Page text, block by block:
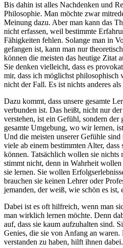
Bis dahin ist alles Nachdenken und
Philosophie. Man möchte zwar
Meinung dazu. Aber man kann das
nicht erfassen, weil bestimmte
Fähigkeiten fehlen. Solange man in
gefangen ist, kann man nur
können die meisten das heutige Zitat
Sie denken vielleicht, dass es
mir, dass ich möglichst philosophisch
nicht der Fall. Es ist nichts anderes
Dazu kommt, dass unsere gesamte
verbunden ist. Das heißt, nicht nur
verstehen, ist ein Gefühl, sondern der
gesamte Umgebung, wo wir lernen,
Und die meisten unserer Gefühle
viele ab einem bestimmten Alter, dass
können. Tatsächlich wollen sie nichts
stimmt nicht, denn in Wahrheit
sie lernen. Sie wollen
brauchen sie keinen Lehrer oder
jemanden, der weiß, wie schön es ist,
Dabei ist es oft hilfreich, wenn man
man wirklich lernen möchte. Denn
auf, dass sie kaum aufzuhalten sind.
Genies, die sie von Anfang an
verstanden zu haben, hilft ihnen dabei.